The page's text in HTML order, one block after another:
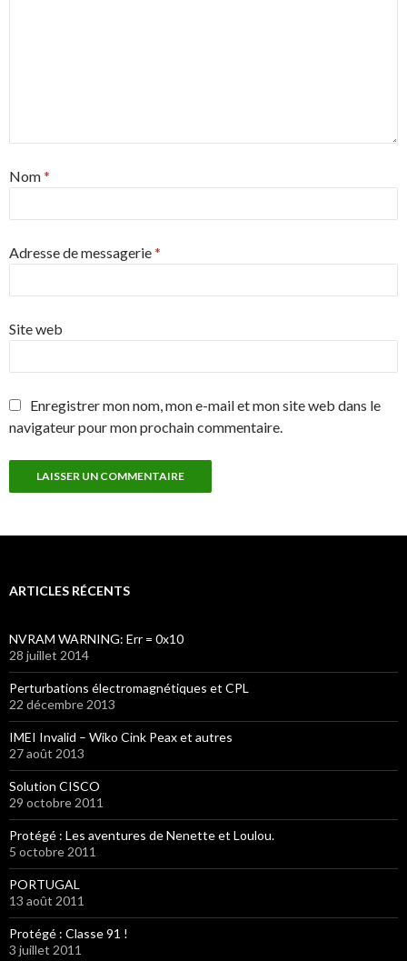
Nom*
Adresse de messagerie*
Site web
Enregistrer mon nom, mon e-mail et mon site web dans le
navigateur pour mon prochain commentaire.
ARTICLES RÉCENTS
NVRAM WARNING: Err = 0x10
28 juillet 2014
Perturbations électromagnétiques et CPL
22 décembre 2013
IMEI Invalid – Wiko Cink Peax et autres
27 août 2013
Solution CISCO
29 octobre 2011
Protégé : Les aventures de Nenette et Loulou.
5 octobre 2011
PORTUGAL
13 août 2011
Protégé : Classe 91 !
3 juillet 2011